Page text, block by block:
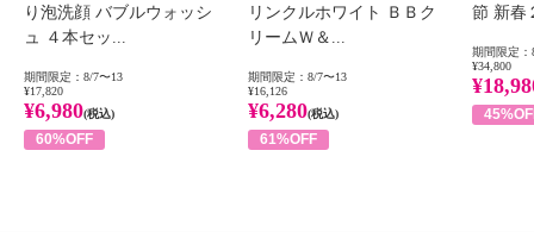
り泡洗顔 バブルウォッシ
ュ ４本セッ...
期間限定：8/7〜13
¥17,820
¥6,980(税込)
60%OFF
リンクルホワイト ＢＢク
リームＷ＆...
期間限定：8/7〜13
¥16,126
¥6,280(税込)
61%OFF
節 新春
期間限定：
¥34,800